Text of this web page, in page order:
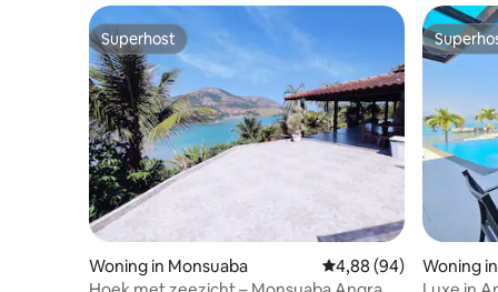
Superhost
Superhost
Woning in Monsuaba Gemiddelde
4,88 (94)
Woning